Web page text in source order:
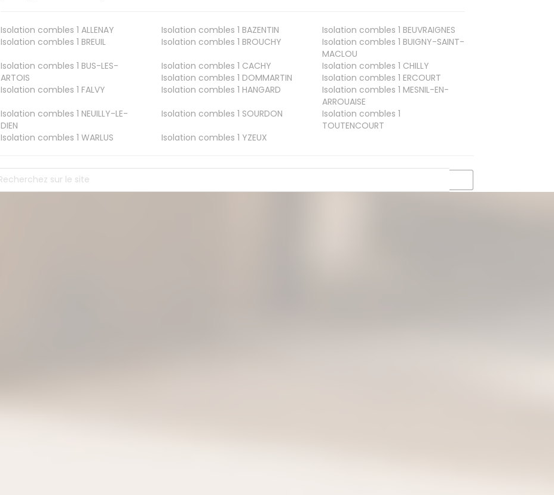
Isolation combles 1 ALLENAY Isolation combles 1 BAZENTIN Isolation combles 1 BEUVRAIGNES
Isolation combles 1 BREUIL Isolation combles 1 BROUCHY Isolation combles 1 BUIGNY-SAINT-
MACLOU
Isolation combles 1 BUS-LES-
ARTOIS
Isolation combles 1 CACHY Isolation combles 1 CHILLY
Isolation combles 1 DOMMARTIN Isolation combles 1 ERCOURT
Isolation combles 1 FALVY Isolation combles 1 HANGARD Isolation combles 1 MESNIL-EN-
ARROUAISE
Isolation combles 1 NEUILLY-LE-
DIEN
Isolation combles 1 SOURDON
Isolation combles 1
TOUTENCOURT
Isolation combles 1 WARLUS Isolation combles 1 YZEUX